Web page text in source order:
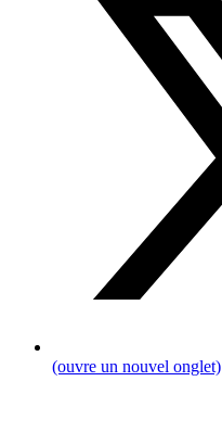
(ouvre un nouvel onglet)